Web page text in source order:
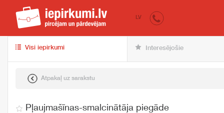
iepirkumi.lv
LV
Visi iepirkumi Interesējošie
Atpakaļ uz sarakstu
Pļaujmašīnas-smalcinātāja piegāde